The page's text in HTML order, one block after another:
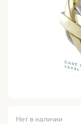
Нет в наличии